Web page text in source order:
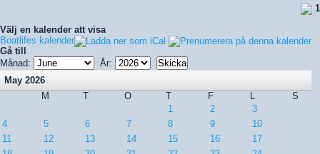
1
Välj en kalender att visa
Boatlifes kalender
Gå till
Månad:
År:
May 2026
M
T O T F L
S
1
2
3
4
5 6 7 8 9
10
11
12 13 14 15 16
17